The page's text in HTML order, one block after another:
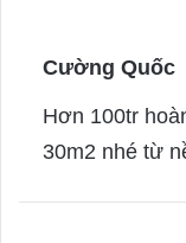
Cường Quốc
a
y
Hơn 100tr
30m2 nhé từ